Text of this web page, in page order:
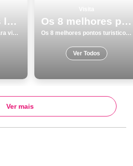
Os 9 melhores lugares para visitar em Viseu
Os 9 melhores lugares para visitar em Viseu
Os 8 melhores pontos turisticos para conhecer e visitar em Matosinhos
Os 8 melhores pontos turisticos para conhecer e visitar em Matosinhos
Ver Todos
Ver mais